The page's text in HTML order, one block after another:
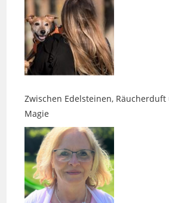
Zwischen Edelsteinen, Räucherduft